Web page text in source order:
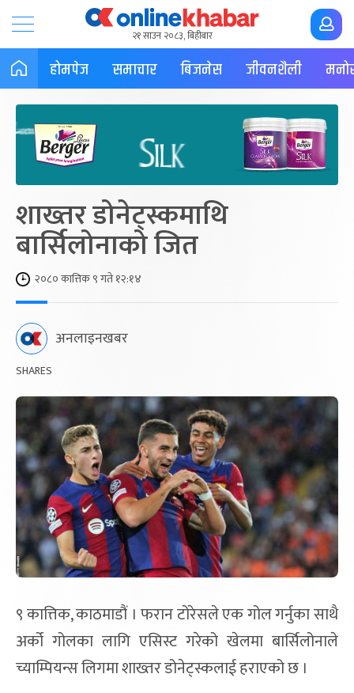
२१ साउन २०८३, बिहीबार
होमपेज समाचार बिजनेस जीवनशैली
शाख्तर डोनेट्स्कमाथि
बार्सिलोनाको जित
२०८० कात्तिक ९ गते १२:१४
अनलाइनखबर
SHARES
९ कात्तिक, काठमाडौं । फरान टोरेसले एक गोल गर्नुका साथै
अर्को गोलका लागि एसिस्ट गरेको खेलमा बार्सिलोनाले
च्याम्पियन्स लिगमा शाख्तर डोनेट्स्कलाई हराएको छ ।